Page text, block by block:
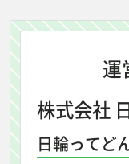
運
株式会社
日輪ってど